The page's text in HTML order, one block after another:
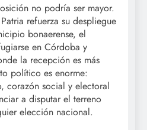
no podría ser mayor.
refuerza su despliegue
bonaerense, el
en Córdoba y
la recepción es más
político es enorme:
corazón social y electoral
a disputar el terreno
elección nacional.